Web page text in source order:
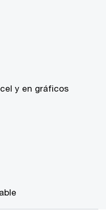
y en gráficos